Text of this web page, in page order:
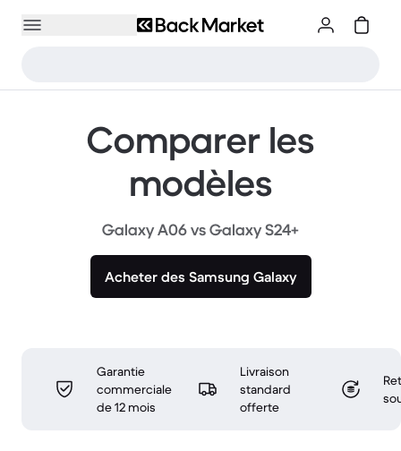
Comparer les
modèles
Galaxy A06 vs Galaxy S24+
Acheter des Samsung Galaxy
Garantie
commerciale
de 12 mois
Livraison
standard
offerte